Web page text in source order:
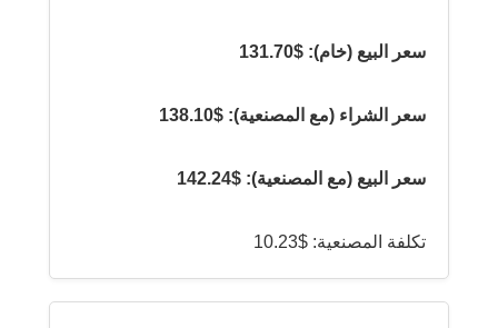
سعر البيع (خام): $131.70
سعر الشراء (مع المصنعية): $138.10
سعر البيع (مع المصنعية): $142.24
تكلفة المصنعية: $10.23